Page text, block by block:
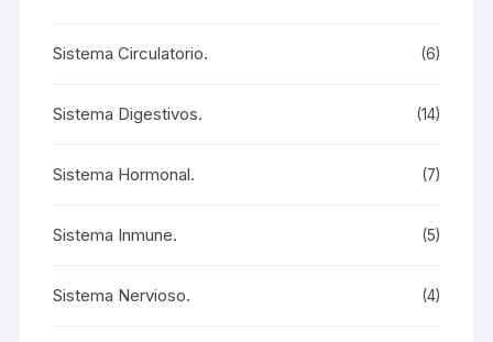
Sistema Circulatorio. (6)
Sistema Digestivos. (14)
Sistema Hormonal. (7)
Sistema Inmune. (5)
Sistema Nervioso. (4)